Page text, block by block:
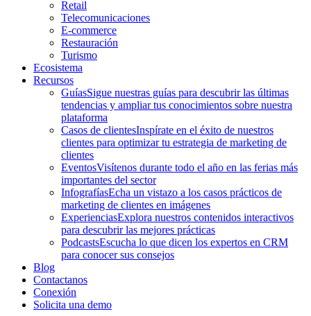
Retail
Telecomunicaciones
E-commerce
Restauración
Turismo
Ecosistema
Recursos
GuíasSigue nuestras guías para descubrir las últimas
tendencias y ampliar tus conocimientos sobre nuestra
plataforma
Casos de clientesInspírate en el éxito de nuestros
clientes para optimizar tu estrategia de marketing de
clientes
EventosVisítenos durante todo el año en las ferias más
importantes del sector
InfografíasEcha un vistazo a los casos prácticos de
marketing de clientes en imágenes
ExperienciasExplora nuestros contenidos interactivos
para descubrir las mejores prácticas
PodcastsEscucha lo que dicen los expertos en CRM
para conocer sus consejos
Blog
Contactanos
Conexión
Solicita una demo